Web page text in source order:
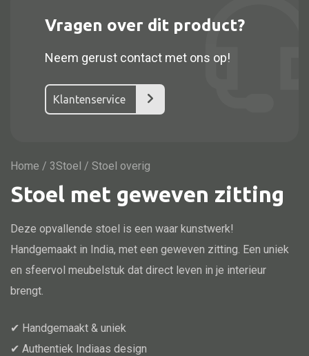
Glaskast
Nachtkast
Kast overige
TV meubel
Rek
Alle stoelen
Fautteuil
Vragen over dit product?
Neem gerust contact met ons op!
Klantenservice
Home / 3Stoel / Stoel overig
Stoel met geweven zitting
Deze opvallende stoel is een waar kunstwerk!
Handgemaakt in India, met een geweven zitting. Een uniek
en sfeervol meubelstuk dat direct leven in je interieur
brengt.
✔ Handgemaakt & uniek
✔ Authentiek Indiaas design